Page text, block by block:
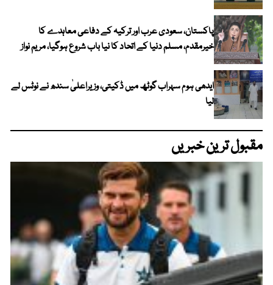
پاکستان، سعودی عرب اور ترکیہ کے دفاعی معاہدے کا
خیرمقدم، مسلم دنیا کے اتحاد کا نیا باب شروع ہوگیا، مریم نواز
ایدھی ہوم سہراب گوٹھ میں ڈکیتی، وزیراعلیٰ سندھ نے نوٹس لے
لیا
مقبول ترین خبریں